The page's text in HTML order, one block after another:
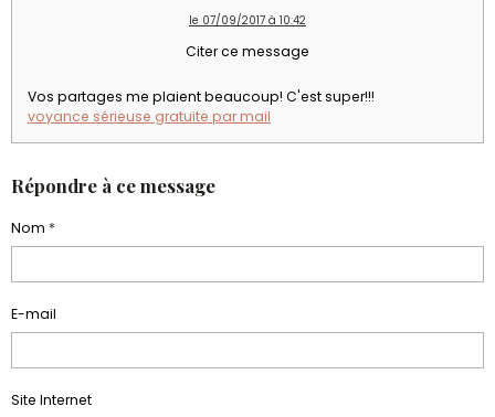
le 07/09/2017 à 10:42
Citer ce message
Vos partages me plaient beaucoup! C'est super!!!
voyance sérieuse gratuite par mail
Répondre à ce message
Nom
E-mail
Site Internet